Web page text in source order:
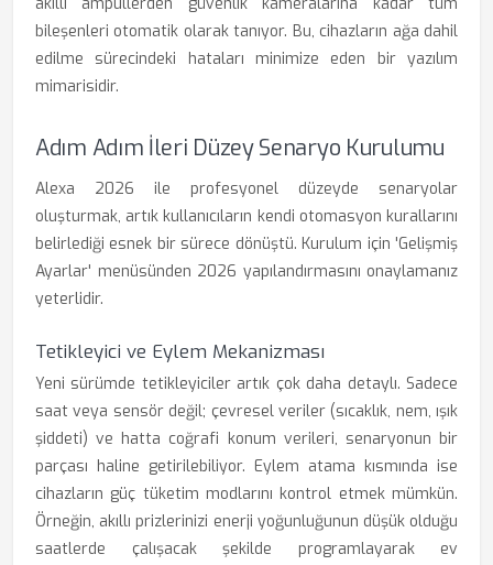
bileşenleri otomatik olarak tanıyor. Bu, cihazların ağa dahil
edilme sürecindeki hataları minimize eden bir yazılım
mimarisidir.
Adım Adım İleri Düzey Senaryo Kurulumu
Alexa 2026 ile profesyonel düzeyde senaryolar
oluşturmak, artık kullanıcıların kendi otomasyon kurallarını
belirlediği esnek bir sürece dönüştü. Kurulum için 'Gelişmiş
Ayarlar' menüsünden 2026 yapılandırmasını onaylamanız
yeterlidir.
Tetikleyici ve Eylem Mekanizması
Yeni sürümde tetikleyiciler artık çok daha detaylı. Sadece
saat veya sensör değil; çevresel veriler (sıcaklık, nem, ışık
şiddeti) ve hatta coğrafi konum verileri, senaryonun bir
parçası haline getirilebiliyor. Eylem atama kısmında ise
cihazların güç tüketim modlarını kontrol etmek mümkün.
Örneğin, akıllı prizlerinizi enerji yoğunluğunun düşük olduğu
saatlerde çalışacak şekilde programlayarak ev